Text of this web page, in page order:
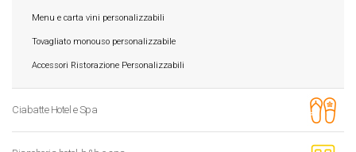
Menu e carta vini personalizzabili
Tovagliato monouso personalizzabile
Accessori Ristorazione Personalizzabili
Ciabatte Hotel e Spa